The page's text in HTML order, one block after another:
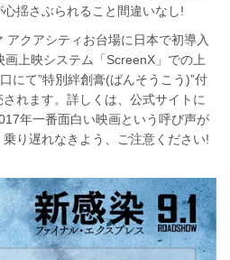
揺さぶられること間違いなし!
アクアシティお台場に日本で初導入
上映システム「ScreenX」での上
にて”特別絆創膏(ばんそうこう)”付
れます。詳しくは、公式サイトに
年一番面白い映画という呼び声が
り遅れなきよう、ご注意ください!